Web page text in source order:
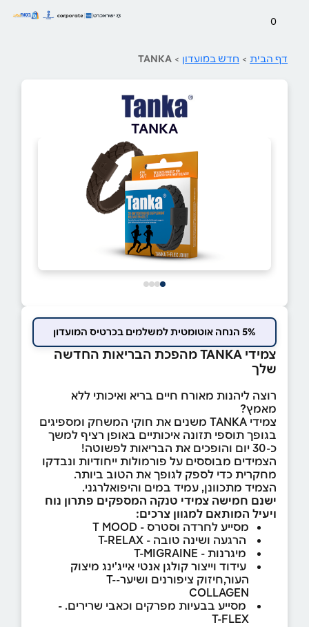
0
דף הבית > חדש במועדון >
TANKA
TANKA
5% הנחה אוטומטית למשלמים בכרטיס המועדון
צמידי TANKA מהפכת הבריאות החדשה
שלך
רוצה ליהנות מאורח חיים בריא ואיכותי ללא
מאמץ?
צמידי TANKA משנים את חוקי המשחק ומספיגים
בגופך תוספי תזונה איכותיים באופן רציף למשך
כ-30 יום והופכים את הבריאות לפשוטה!
הצמידים מבוססים על פורמולות ייחודיות ונבדקו
מחקרית כדי לספק לגופך את הטוב ביותר.
הצמיד מתכוונן, עמיד במים והיפואלרגני.
ישנם חמישה צמידי טנקה המספקים פתרון נוח
ויעיל המותאם למגוון צרכים:
מסייע לחרדה וסטרס - T MOOD
הרגעה ושינה טובה - T-RELAX
מיגרנות - T-MIGRAINE
עידוד וייצור קולגן אנטי אייג'ינג מיצוק
העור,חיזוק ציפורנים ושיער-T-
COLLAGEN
מסייע בבעיות מפרקים וכאבי שרירים. -
T-FLEX